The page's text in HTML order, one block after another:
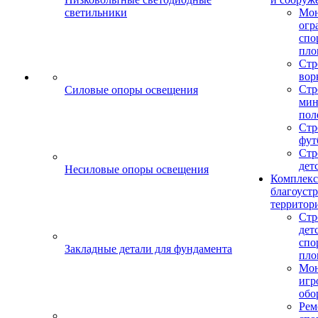
светильники
Силовые опоры освещения
Несиловые опоры освещения
Закладные детали для фундамента